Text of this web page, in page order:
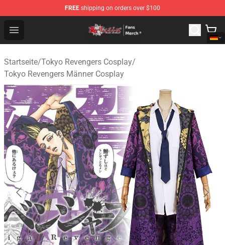
FREE shipping on orders over $100
Open menu
Tokyo Revengers Store - Official Tokyo Revengers
Startseite/Tokyo Revengers Cosplay/
Tokyo Revengers Männer Cosplay